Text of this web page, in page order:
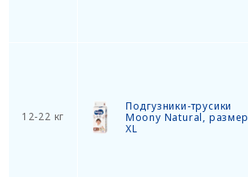
12-22 кг
Подгузники-трусики
Moony Natural, размер
XL